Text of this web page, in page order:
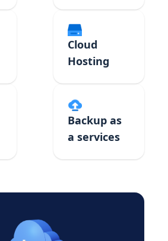
Cloud
Hosting
Backup as
a services